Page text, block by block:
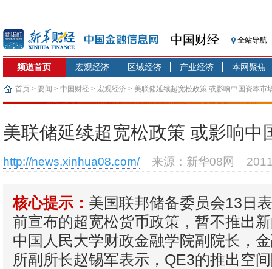
中国财经 全站导航
频道首页 宏观经济 区域经济 产业经济 本网聚焦
首页 > 要闻 > 中国财经 > 宏观经济 > 美联储延续超宽松政策 或影响中国资本市
美联储延续超宽松政策 或影响中
http://news.xinhua08.com/ 来源：新华08网
核心提示： 美国联邦储备委员会13日
前宣布的超宽松货币政策，暂不推出
中国人民大学财政金融学院副院长，
所副所长赵锡军表示，QE3的推出空